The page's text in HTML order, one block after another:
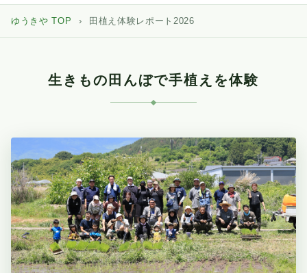
自然と触れ合う、
ゆうきや TOP › 田植え体験レポート2026
生きもの田んぼで手植えを体験